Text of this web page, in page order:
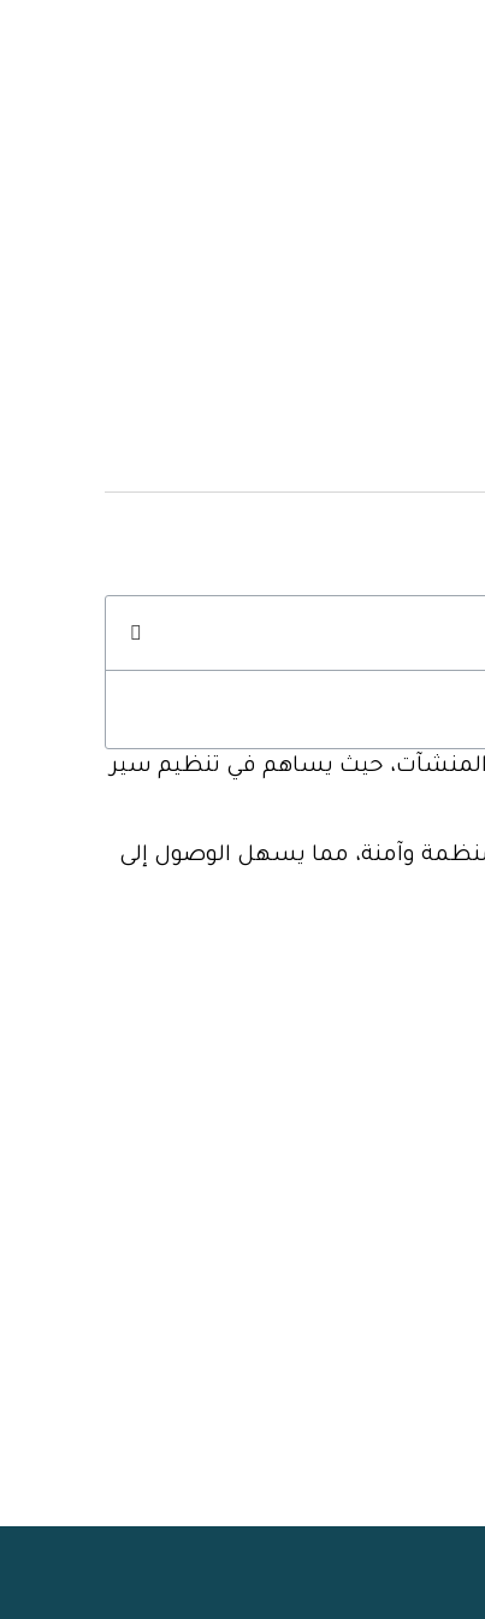
المنشآت، حيث يساهم في تنظيم سير
منظمة وآمنة، مما يسهل الوصول إلى